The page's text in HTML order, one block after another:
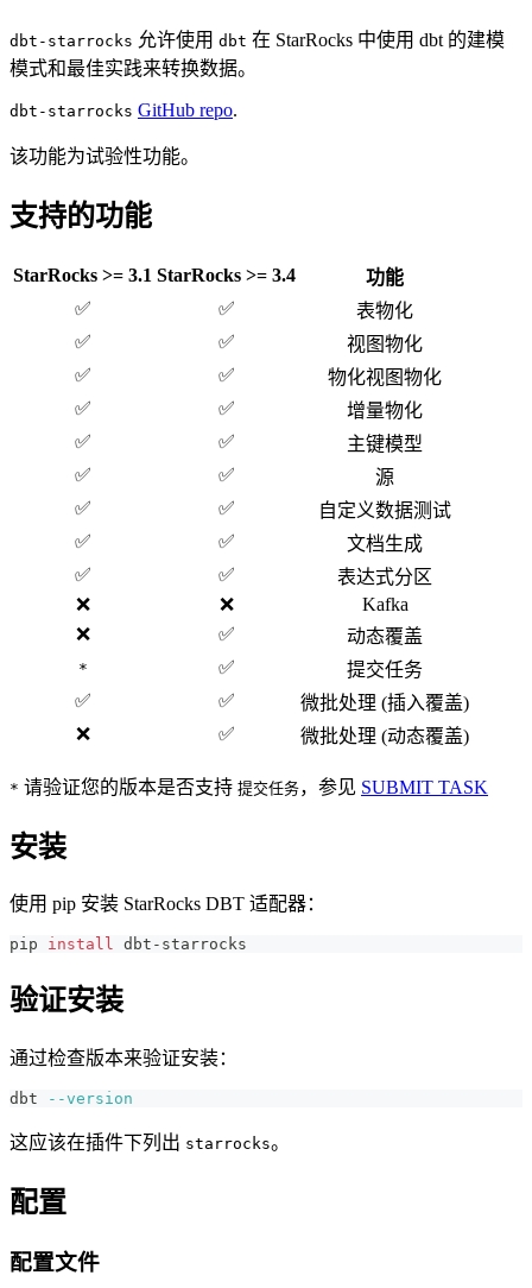
dbt-starrocks 允许使用 dbt 在 StarRocks 中使用 dbt 的建模
模式和最佳实践来转换数据。
dbt-starrocks GitHub repo.
该功能为试验性功能。
支持的功能
StarRocks >= 3.1 StarRocks >= 3.4
功能
✅
✅
表物化
✅
✅
视图物化
✅
✅
物化视图物化
✅
✅
增量物化
✅
✅
主键模型
✅
✅
源
✅
✅
自定义数据测试
✅
✅
文档生成
✅
✅
表达式分区
❌
❌
Kafka
❌
✅ 动态覆盖
* ✅
提交任务
✅
✅
微批处理 (插入覆盖)
❌
✅ 微批处理 (动态覆盖)
* 请验证您的版本是否支持 提交任务，参见 SUBMIT TASK
安装
使用 pip 安装 StarRocks DBT 适配器：
pip install dbt-starrocks
验证安装
通过检查版本来验证安装：
dbt --version
这应该在插件下列出 starrocks。
配置
配置文件